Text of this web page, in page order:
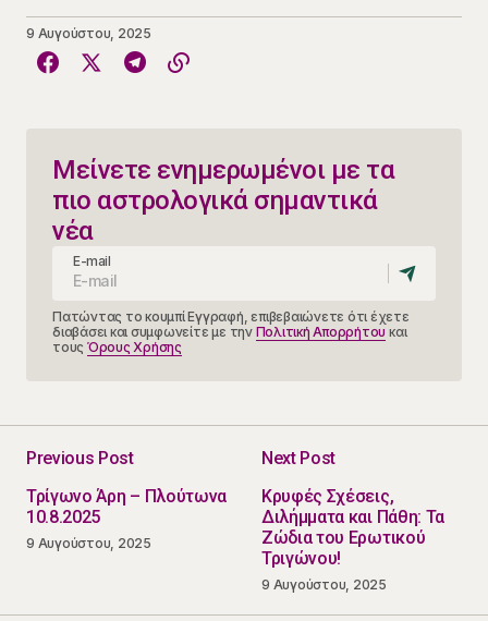
9 Αυγούστου, 2025
Μείνετε ενημερωμένοι με τα
πιο αστρολογικά σημαντικά
νέα
E-mail
Πατώντας το κουμπί Εγγραφή, επιβεβαιώνετε ότι έχετε
διαβάσει και συμφωνείτε με την Πολιτική Απορρήτου και
τους Όρους Χρήσης
Previous Post
Τρίγωνο Άρη – Πλούτωνα
10.8.2025
9 Αυγούστου, 2025
Next Post
Κρυφές Σχέσεις,
Διλήμματα και Πάθη: Τα
Ζώδια του Ερωτικού
Τριγώνου!
9 Αυγούστου, 2025